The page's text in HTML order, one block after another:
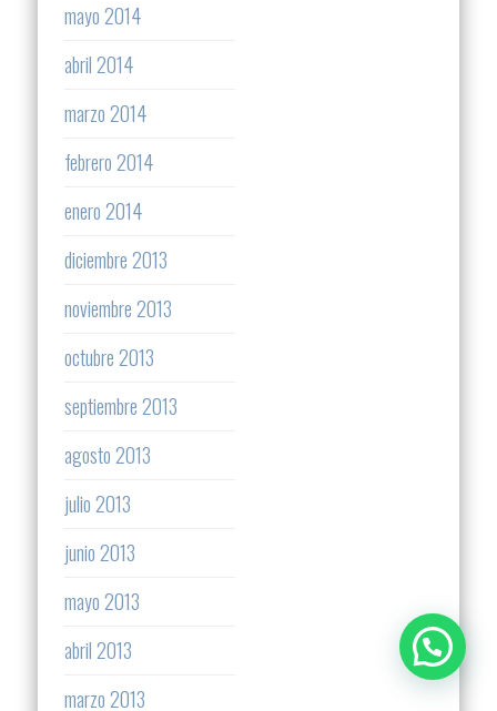
mayo 2014
abril 2014
marzo 2014
febrero 2014
enero 2014
diciembre 2013
noviembre 2013
octubre 2013
septiembre 2013
agosto 2013
julio 2013
junio 2013
mayo 2013
abril 2013
marzo 2013